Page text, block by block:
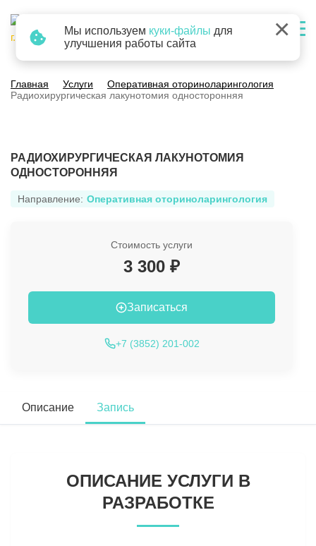
г. Барнаул
Главная Услуги
Оперативная оториноларингология
Радиохирургическая лакунотомия односторонняя
РАДИОХИРУРГИЧЕСКАЯ ЛАКУНОТОМИЯ
ОДНОСТОРОННЯЯ
Направление: Оперативная оториноларингология
Стоимость услуги
3 300 ₽
Записаться
+7 (3852) 201-002
Описание Запись
ОПИСАНИЕ УСЛУГИ В
РАЗРАБОТКЕ
Мы используем куки-файлы для
улучшения работы сайта
×